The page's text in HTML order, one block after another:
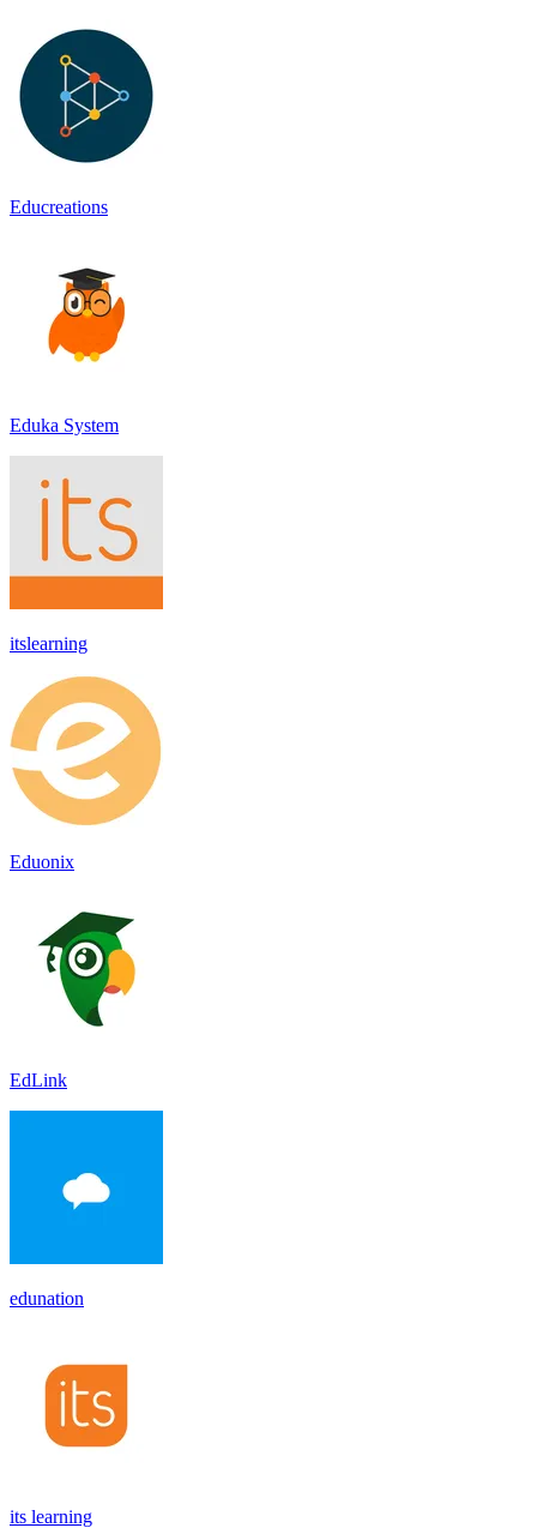
Educreations
Eduka System
itslearning
Eduonix
EdLink
edunation
its learning